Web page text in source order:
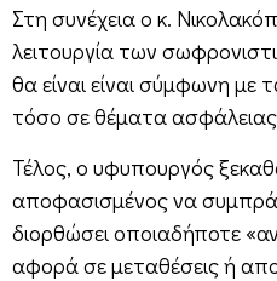
Στη συνέχεια ο κ.
λειτουργία των
θα είναι είναι σύμφωνη
τόσο σε θέματα
Τέλος, ο υφυπουργός
αποφασισμένος να
διορθώσει οποιαδήποτε
αφορά σε μεταθέσεις ή